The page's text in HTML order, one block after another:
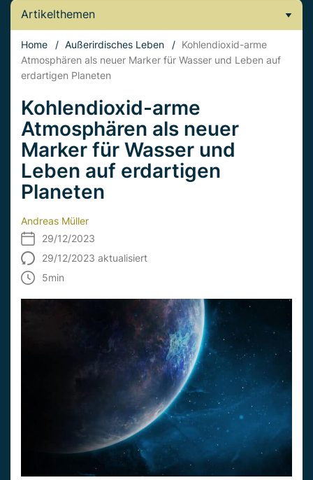
Artikelthemen
Home / Außerirdisches Leben / Kohlendioxid-arme
Atmosphären als neuer Marker für Wasser und Leben auf
erdartigen Planeten
Kohlendioxid-arme
Atmosphären als neuer
Marker für Wasser und
Leben auf erdartigen
Planeten
Andreas Müller
29/12/2023
29/12/2023 aktualisiert
5min